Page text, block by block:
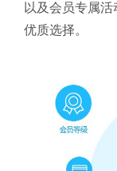
以及会员专属
优质选择。